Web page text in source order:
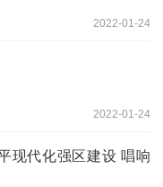
2022-01-24
2022-01-24
现代化强区建设 唱响